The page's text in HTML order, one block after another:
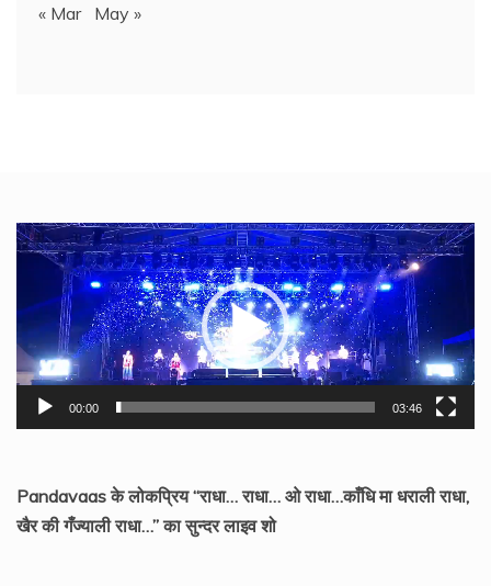
« Mar May »
Video
Player
00:00 03:46
Pandavaas के लोकप्रिय “राधा… राधा… ओ राधा…काँधि मा धराली राधा,
खैर की गँज्याली राधा…” का सुन्दर लाइव शो